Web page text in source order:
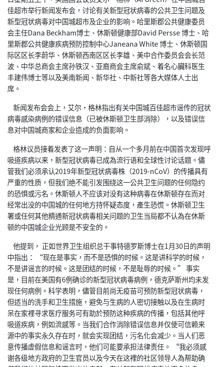
佳超市举行新闻发布会，讨论有关新型冠状病毒的公共卫生问题及
新型冠状病毒对中国城超市及企业的影响。哈里斯郡公共健康委员
会主任Dana Beckham博士、休斯顿健康部David Persse 博士、哈
里斯郡公共健康疾病预防控制中心Janeana White 博士、休斯顿国
际区区长李蔚华、休斯顿西南区区长李雄、美中合作委员会会长范
波、中华总商会主席孙铁汉、亚裔商会主席俞斌、着名心臟科医生
丰建伟博士等以及美南新闻、新华社、中新社等各大媒体人士出
席。
新闻发布会会上，艾尔·格林指出有关中国城百佳超市谣传的冠状
病毒感染病例的错误信息（已被休斯顿卫生部消除），以及错误信
息对中国城商家和企业造成的负面影响。
格林议员接着发表了这一声明：自从一个多月前在中国首次发现呼
吸道疾病以来，新型冠状病毒已成為流行语和全球性讨论话题。儘
管我们必须承认2019年新型冠状病毒株（2019-nCoV）的传播具有
严重的性质，但我们绝不能引发围绕这一公共卫生问题的任何隐约
的恐惧或污名。休斯顿人不应该对没有这种病毒在休斯顿存在而对
经常出没的中国城的任何地方持怀疑态度，產生恐慌。休斯顿卫生
署或任何其他精通新冠状病毒相关问题的卫生当局都不认為在休斯
顿的中国城企业光顾是不安全的。
他提到， 正如世界卫生组织总干事特德罗斯博士在1月30日的声明
中指出： “现在是事实，而不是恐惧的时候。这是讲科学的时候，
不是讲谣言的时候。这是团结的时候，不是耻辱的时候。” 事实
是，目前在美国有6例确诊的新型冠状病毒病例，德克萨斯州均未发
现任何病例。科学表明，儘管目前尚无疫苗可预防新型冠状病毒，
但适当的洗手和卫生措施，避免与生病的人密切接触以及在生病时
呆在家裡寻求医疗服务可有助於预防这种疾病的传播，包括其他呼
吸道疾病，例如流感等。当我们合作消除错误信息并仅使可信赖来
源中的事实永久存在时，就会实现团结，污名化会减少。当人们恶
意传播虚假信息和谣言时，他们可能要承担法律责任。 “我必须感
谢各级地方政府的卫生官员以及今天在这裡的社区领导人為帮助确